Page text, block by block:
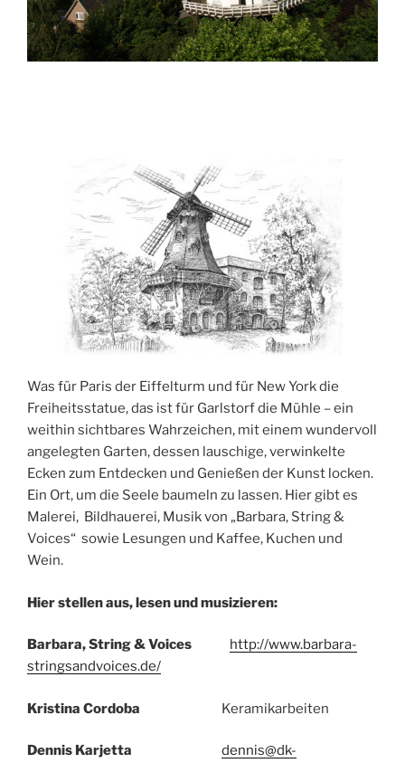
Was für Paris der Eiffelturm und für New York die
Freiheitsstatue, das ist für Garlstorf die Mühle – ein
weithin sichtbares Wahrzeichen, mit einem wundervoll
angelegten Garten, dessen lauschige, verwinkelte
Ecken zum Entdecken und Genießen der Kunst locken.
Ein Ort, um die Seele baumeln zu lassen. Hier gibt es
Malerei, Bildhauerei, Musik von „Barbara, String &
Voices“ sowie Lesungen und Kaffee, Kuchen und
Wein.
Hier stellen aus, lesen und musizieren:
Barbara, String & Voices
http://www.barbara-
stringsandvoices.de/
Kristina Cordoba Keramikarbeiten
Dennis Karjetta
dennis@dk-